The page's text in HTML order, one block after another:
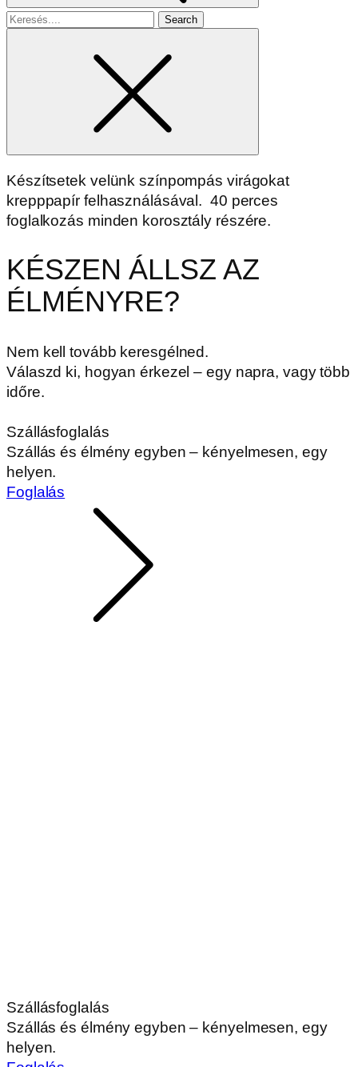
Search
Készítsetek velünk színpompás virágokat
krepppapír felhasználásával. 40 perces
foglalkozás minden korosztály részére.
KÉSZEN ÁLLSZ AZ
ÉLMÉNYRE?
Nem kell tovább keresgélned.
Válaszd ki, hogyan érkezel – egy napra, vagy több
időre.
Szállásfoglalás
Szállás és élmény egyben – kényelmesen, egy
helyen.
Foglalás
Szállásfoglalás
Szállás és élmény egyben – kényelmesen, egy
helyen.